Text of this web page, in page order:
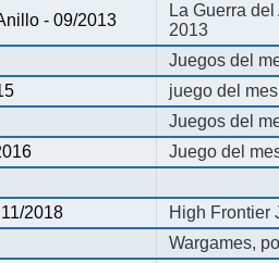
- 09/2013
La Guerra
2013
Juegos del
juego del
Juegos del
Juego del
2018
High Frontier
Wargames,